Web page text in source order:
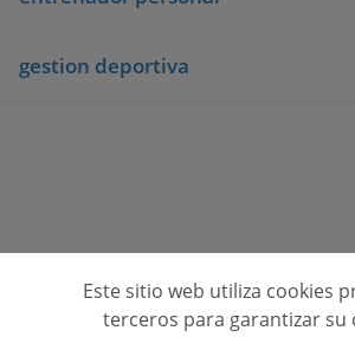
gestion deportiva
Consulta opiniones de centros
Este sitio web utiliza cookies
terceros para garantizar su